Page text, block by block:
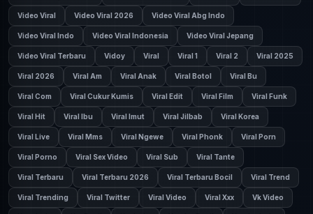
Video Viral Video Viral 2026 Video Viral Abg Indo
Video Viral Indo Video Viral Indonesia Video Viral Jepang
Video Viral Terbaru Vidoy Viral Viral 1 Viral 2 Viral 2025
Viral 2026 Viral Am Viral Anak Viral Botol Viral Bu
Viral Com Viral Cukur Kumis Viral Edit Viral Film Viral Funk
Viral Hit Viral Ibu Viral Imut Viral Jilbab Viral Korea
Viral Live Viral Mms Viral Ngewe Viral Phonk Viral Porn
Viral Porno Viral Sex Video Viral Sub Viral Tante
Viral Terbaru Viral Terbaru 2026 Viral Terbaru Bocil Viral Trend
Viral Trending Viral Twitter Viral Video Viral Xxx Vk Video